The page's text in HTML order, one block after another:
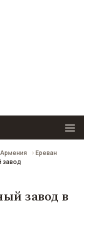
Армения
Ереван
завод
завод в